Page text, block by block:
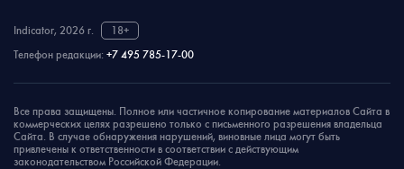
Indicator, 2026 г.
18+
Телефон редакции: +7 495 785-17-00
Все права защищены. Полное или частичное копирование материалов Сайта в
коммерческих целях разрешено только с письменного разрешения владельца
Сайта. В случае обнаружения нарушений, виновные лица могут быть
привлечены к ответственности в соответствии с действующим
законодательством Российской Федерации.